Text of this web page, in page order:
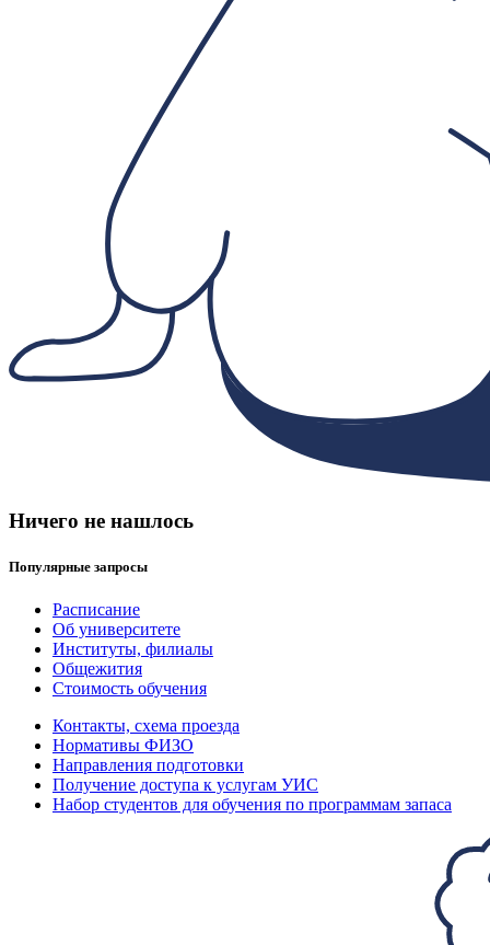
Ничего не нашлось
Популярные запросы
Расписание
Об университете
Институты, филиалы
Общежития
Стоимость обучения
Контакты, схема проезда
Нормативы ФИЗО
Направления подготовки
Получение доступа к услугам УИС
Набор студентов для обучения по программам запаса